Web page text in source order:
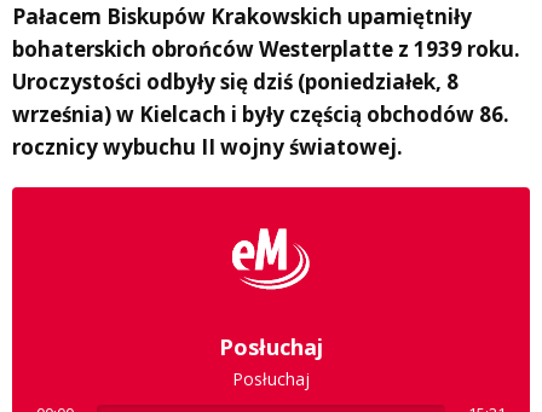
Pałacem Biskupów Krakowskich upamiętniły
bohaterskich obrońców Westerplatte z 1939 roku.
Uroczystości odbyły się dziś (poniedziałek, 8
września) w Kielcach i były częścią obchodów 86.
rocznicy wybuchu II wojny światowej.
Posłuchaj
Posłuchaj